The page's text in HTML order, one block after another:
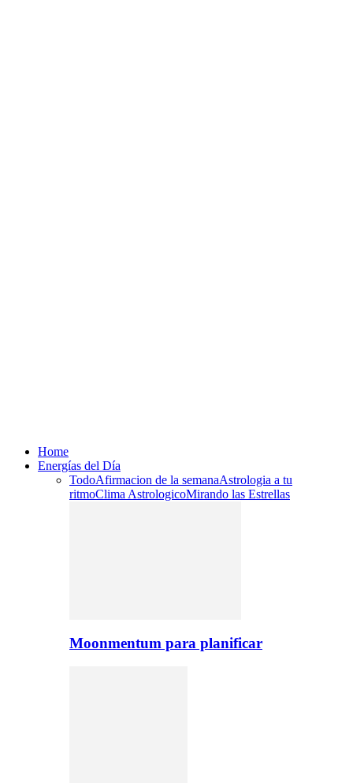
Home
Energías del Día
TodoAfirmacion de la semanaAstrologia a tu
ritmoClima AstrologicoMirando las Estrellas
Moonmentum para planificar